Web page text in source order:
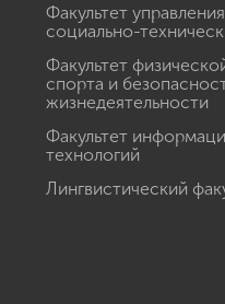
Факультет
социально-
Факультет
спорта и
жизнедеятельности
Факультет
технологий
Лингвистический